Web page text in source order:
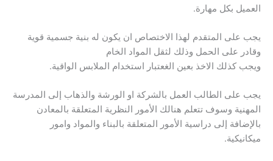
العميل بكل مهارة.
يجب على المتقدم لهذا الاختصاص ان يكون له بنية جسمية قوية
وقادر على الحمل وذلك لثقل المواد الخام
ويجب كذلك الاخذ بعين الغعتبار استخدام الملابس الواقية.
يجب على الطالب العمل بالشركة او الورشة والذهاب إلى المدرسة
المهنية وسوف تتعلم هنالك الأمور النظرية المتعلقة بالمعادن
بالإضافة إلى دراسية الأمور المتعلقة بالبناء والمواد وامور
ميكانيكية.